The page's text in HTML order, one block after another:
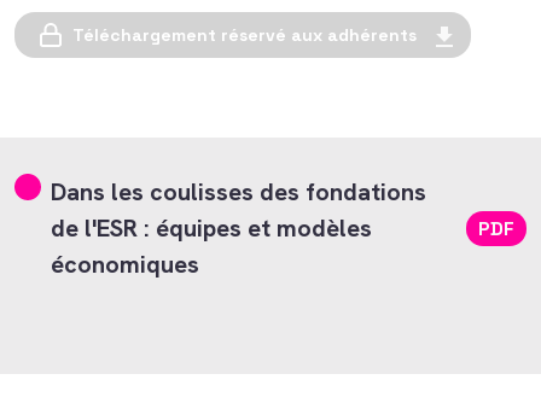
Téléchargement réservé aux adhérents
Dans les coulisses des fondations
de l'ESR : équipes et modèles
économiques
PDF